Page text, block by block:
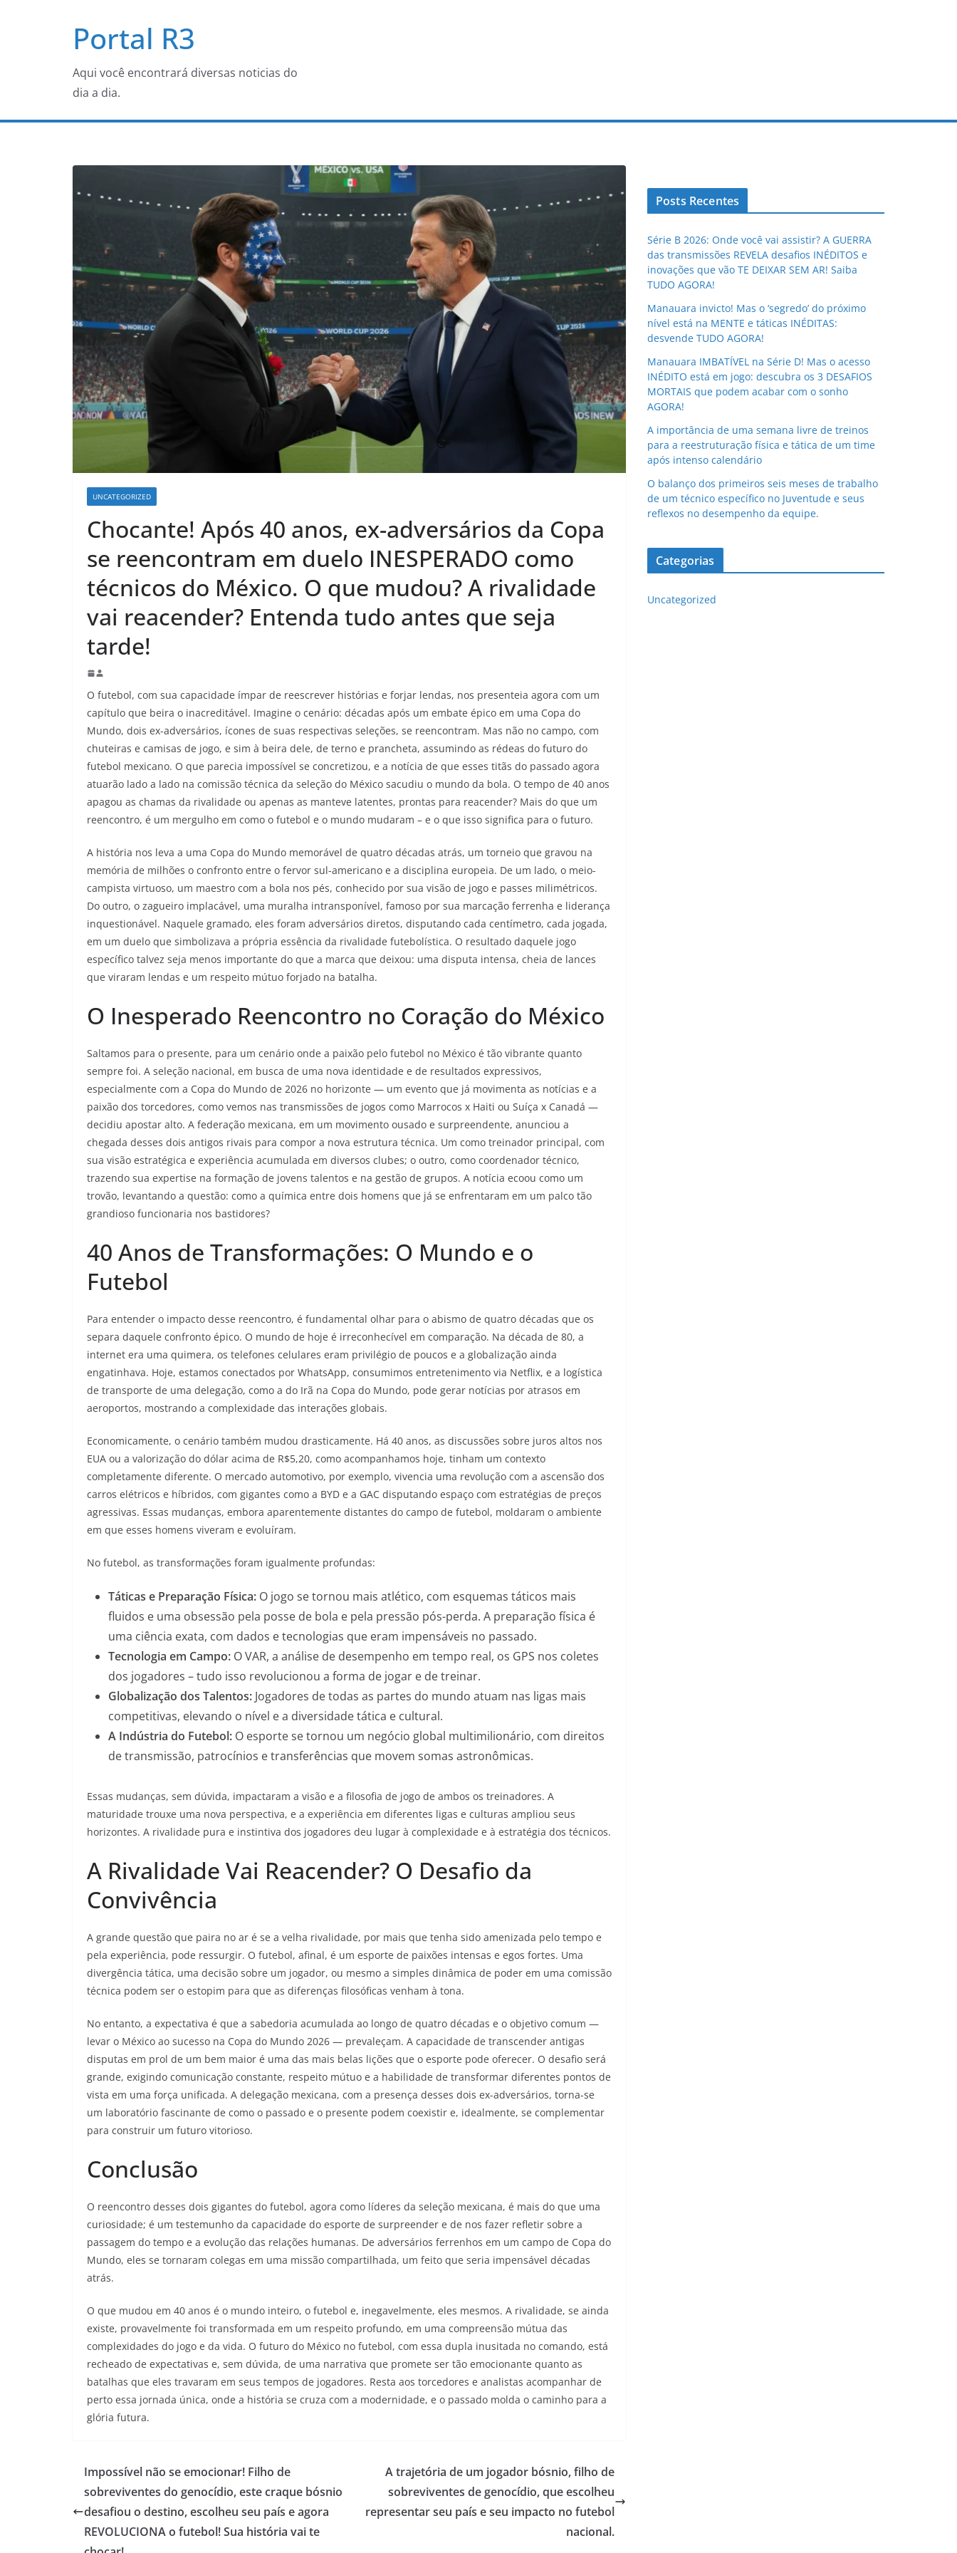
Portal R3
Aqui você encontrará diversas noticias do
dia a dia.
UNCATEGORIZED
Chocante! Após 40 anos, ex-adversários da Copa
se reencontram em duelo INESPERADO como
técnicos do México. O que mudou? A rivalidade
vai reacender? Entenda tudo antes que seja
tarde!
O futebol, com sua capacidade ímpar de reescrever histórias e forjar lendas, nos presenteia agora com um
capítulo que beira o inacreditável. Imagine o cenário: décadas após um embate épico em uma Copa do
Mundo, dois ex-adversários, ícones de suas respectivas seleções, se reencontram. Mas não no campo, com
chuteiras e camisas de jogo, e sim à beira dele, de terno e prancheta, assumindo as rédeas do futuro do
futebol mexicano. O que parecia impossível se concretizou, e a notícia de que esses titãs do passado agora
atuarão lado a lado na comissão técnica da seleção do México sacudiu o mundo da bola. O tempo de 40 anos
apagou as chamas da rivalidade ou apenas as manteve latentes, prontas para reacender? Mais do que um
reencontro, é um mergulho em como o futebol e o mundo mudaram – e o que isso significa para o futuro.
A história nos leva a uma Copa do Mundo memorável de quatro décadas atrás, um torneio que gravou na
memória de milhões o confronto entre o fervor sul-americano e a disciplina europeia. De um lado, o meio-
campista virtuoso, um maestro com a bola nos pés, conhecido por sua visão de jogo e passes milimétricos.
Do outro, o zagueiro implacável, uma muralha intransponível, famoso por sua marcação ferrenha e liderança
inquestionável. Naquele gramado, eles foram adversários diretos, disputando cada centímetro, cada jogada,
em um duelo que simbolizava a própria essência da rivalidade futebolística. O resultado daquele jogo
específico talvez seja menos importante do que a marca que deixou: uma disputa intensa, cheia de lances
que viraram lendas e um respeito mútuo forjado na batalha.
O Inesperado Reencontro no Coração do México
Saltamos para o presente, para um cenário onde a paixão pelo futebol no México é tão vibrante quanto
sempre foi. A seleção nacional, em busca de uma nova identidade e de resultados expressivos,
especialmente com a Copa do Mundo de 2026 no horizonte — um evento que já movimenta as notícias e a
paixão dos torcedores, como vemos nas transmissões de jogos como Marrocos x Haiti ou Suíça x Canadá —
decidiu apostar alto. A federação mexicana, em um movimento ousado e surpreendente, anunciou a
chegada desses dois antigos rivais para compor a nova estrutura técnica. Um como treinador principal, com
sua visão estratégica e experiência acumulada em diversos clubes; o outro, como coordenador técnico,
trazendo sua expertise na formação de jovens talentos e na gestão de grupos. A notícia ecoou como um
trovão, levantando a questão: como a química entre dois homens que já se enfrentaram em um palco tão
grandioso funcionaria nos bastidores?
40 Anos de Transformações: O Mundo e o
Futebol
Para entender o impacto desse reencontro, é fundamental olhar para o abismo de quatro décadas que os
separa daquele confronto épico. O mundo de hoje é irreconhecível em comparação. Na década de 80, a
internet era uma quimera, os telefones celulares eram privilégio de poucos e a globalização ainda
engatinhava. Hoje, estamos conectados por WhatsApp, consumimos entretenimento via Netflix, e a logística
de transporte de uma delegação, como a do Irã na Copa do Mundo, pode gerar notícias por atrasos em
aeroportos, mostrando a complexidade das interações globais.
Economicamente, o cenário também mudou drasticamente. Há 40 anos, as discussões sobre juros altos nos
EUA ou a valorização do dólar acima de R$5,20, como acompanhamos hoje, tinham um contexto
completamente diferente. O mercado automotivo, por exemplo, vivencia uma revolução com a ascensão dos
carros elétricos e híbridos, com gigantes como a BYD e a GAC disputando espaço com estratégias de preços
agressivas. Essas mudanças, embora aparentemente distantes do campo de futebol, moldaram o ambiente
em que esses homens viveram e evoluíram.
No futebol, as transformações foram igualmente profundas:
Táticas e Preparação Física: O jogo se tornou mais atlético, com esquemas táticos mais
fluidos e uma obsessão pela posse de bola e pela pressão pós-perda. A preparação física é
uma ciência exata, com dados e tecnologias que eram impensáveis no passado.
Tecnologia em Campo: O VAR, a análise de desempenho em tempo real, os GPS nos coletes
dos jogadores – tudo isso revolucionou a forma de jogar e de treinar.
Globalização dos Talentos: Jogadores de todas as partes do mundo atuam nas ligas mais
competitivas, elevando o nível e a diversidade tática e cultural.
A Indústria do Futebol: O esporte se tornou um negócio global multimilionário, com direitos
de transmissão, patrocínios e transferências que movem somas astronômicas.
Essas mudanças, sem dúvida, impactaram a visão e a filosofia de jogo de ambos os treinadores. A
maturidade trouxe uma nova perspectiva, e a experiência em diferentes ligas e culturas ampliou seus
horizontes. A rivalidade pura e instintiva dos jogadores deu lugar à complexidade e à estratégia dos técnicos.
A Rivalidade Vai Reacender? O Desafio da
Convivência
A grande questão que paira no ar é se a velha rivalidade, por mais que tenha sido amenizada pelo tempo e
pela experiência, pode ressurgir. O futebol, afinal, é um esporte de paixões intensas e egos fortes. Uma
divergência tática, uma decisão sobre um jogador, ou mesmo a simples dinâmica de poder em uma comissão
técnica podem ser o estopim para que as diferenças filosóficas venham à tona.
No entanto, a expectativa é que a sabedoria acumulada ao longo de quatro décadas e o objetivo comum —
levar o México ao sucesso na Copa do Mundo 2026 — prevaleçam. A capacidade de transcender antigas
disputas em prol de um bem maior é uma das mais belas lições que o esporte pode oferecer. O desafio será
grande, exigindo comunicação constante, respeito mútuo e a habilidade de transformar diferentes pontos de
vista em uma força unificada. A delegação mexicana, com a presença desses dois ex-adversários, torna-se
um laboratório fascinante de como o passado e o presente podem coexistir e, idealmente, se complementar
para construir um futuro vitorioso.
Conclusão
O reencontro desses dois gigantes do futebol, agora como líderes da seleção mexicana, é mais do que uma
curiosidade; é um testemunho da capacidade do esporte de surpreender e de nos fazer refletir sobre a
passagem do tempo e a evolução das relações humanas. De adversários ferrenhos em um campo de Copa do
Mundo, eles se tornaram colegas em uma missão compartilhada, um feito que seria impensável décadas
atrás.
O que mudou em 40 anos é o mundo inteiro, o futebol e, inegavelmente, eles mesmos. A rivalidade, se ainda
existe, provavelmente foi transformada em um respeito profundo, em uma compreensão mútua das
complexidades do jogo e da vida. O futuro do México no futebol, com essa dupla inusitada no comando, está
recheado de expectativas e, sem dúvida, de uma narrativa que promete ser tão emocionante quanto as
batalhas que eles travaram em seus tempos de jogadores. Resta aos torcedores e analistas acompanhar de
perto essa jornada única, onde a história se cruza com a modernidade, e o passado molda o caminho para a
glória futura.
Impossível não se emocionar! Filho de
sobreviventes do genocídio, este craque bósnio
desafiou o destino, escolheu seu país e agora
REVOLUCIONA o futebol! Sua história vai te
A trajetória de um jogador bósnio, filho de
sobreviventes de genocídio, que escolheu
representar seu país e seu impacto no futebol
nacional.
Posts Recentes
Série B 2026: Onde você vai assistir? A GUERRA
das transmissões REVELA desafios INÉDITOS e
inovações que vão TE DEIXAR SEM AR! Saiba
TUDO AGORA!
Manauara invicto! Mas o ‘segredo’ do próximo
nível está na MENTE e táticas INÉDITAS:
desvende TUDO AGORA!
Manauara IMBATÍVEL na Série D! Mas o acesso
INÉDITO está em jogo: descubra os 3 DESAFIOS
MORTAIS que podem acabar com o sonho
AGORA!
A importância de uma semana livre de treinos
para a reestruturação física e tática de um time
após intenso calendário
O balanço dos primeiros seis meses de trabalho
de um técnico específico no Juventude e seus
reflexos no desempenho da equipe.
Categorias
Uncategorized